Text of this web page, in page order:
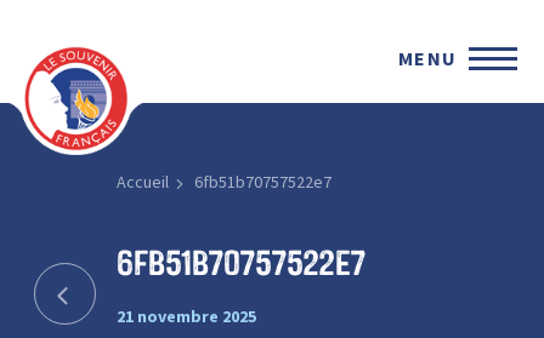
MENU
Accueil 6fb51b70757522e7
6fb51b70757522e7
21 novembre 2025